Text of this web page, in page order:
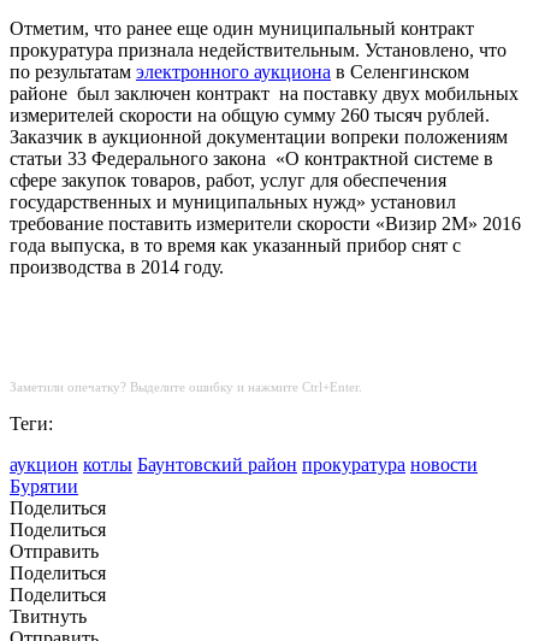
Отметим, что ранее еще один муниципальный контракт
прокуратура признала недействительным. Установлено, что
по результатам электронного аукциона в Селенгинском
районе был заключен контракт на поставку двух мобильных
измерителей скорости на общую сумму 260 тысяч рублей.
Заказчик в аукционной документации вопреки положениям
статьи 33 Федерального закона «О контрактной системе в
сфере закупок товаров, работ, услуг для обеспечения
государственных и муниципальных нужд» установил
требование поставить измерители скорости «Визир 2М» 2016
года выпуска, в то время как указанный прибор снят с
производства в 2014 году.
Заметили опечатку? Выделите ошибку и нажмите Ctrl+Enter.
Теги:
аукцион котлы Баунтовский район прокуратура новости
Бурятии
Поделиться
Поделиться
Отправить
Поделиться
Поделиться
Твитнуть